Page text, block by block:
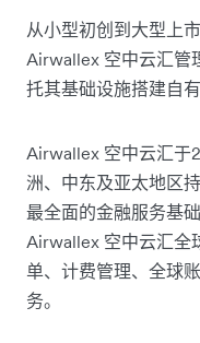
从小型初创到大型上
Airwallex 空中云汇管
托其基础设施搭建自
Airwallex 空中云汇于
洲、中东及亚太地区
最全面的金融服务基
Airwallex 空中云汇全
单、计费管理、全球
务。